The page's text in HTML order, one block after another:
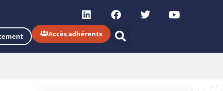
Accès adhérents